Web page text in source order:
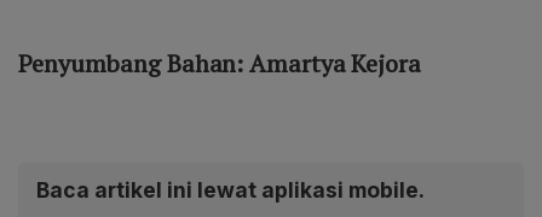
Penyumbang Bahan: Amartya Kejora
Baca artikel ini lewat aplikasi mobile.